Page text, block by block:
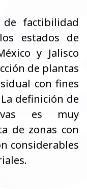
factibilidad
estados de
y Jalisco
de plantas
con fines
definición de
es muy
de zonas con
considerables